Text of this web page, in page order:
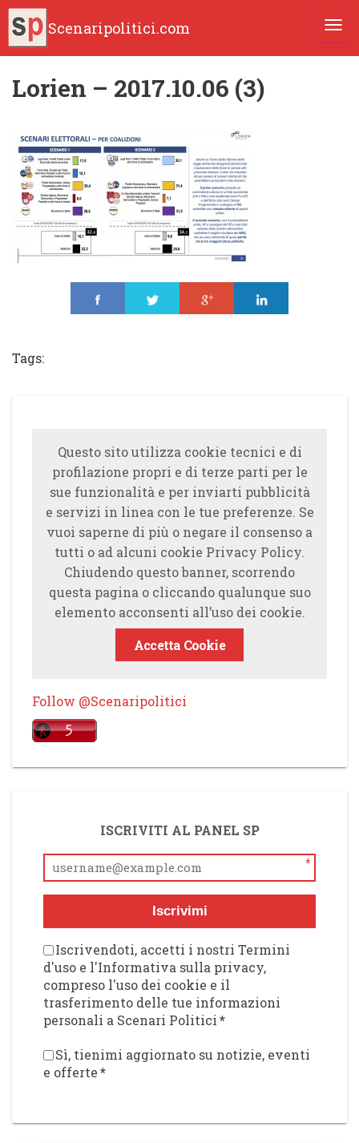
Scenaripolitici.com
Lorien – 2017.10.06 (3)
Tags:
Questo sito utilizza cookie tecnici e di
profilazione propri e di terze parti per le
sue funzionalità e per inviarti pubblicità
e servizi in linea con le tue preferenze. Se
vuoi saperne di più o negare il consenso a
tutti o ad alcuni cookie Privacy Policy.
Chiudendo questo banner, scorrendo
questa pagina o cliccando qualunque suo
elemento acconsenti all’uso dei cookie.
Accetta Cookie
Follow @Scenaripolitici
ISCRIVITI AL PANEL SP
*
Iscrivimi
Iscrivendoti, accetti i nostri Termini
d'uso e l'Informativa sulla privacy,
compreso l'uso dei cookie e il
trasferimento delle tue informazioni
personali a Scenari Politici*
Sì, tienimi aggiornato su notizie, eventi
e offerte*